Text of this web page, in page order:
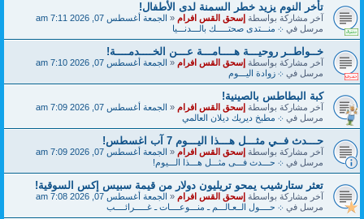
تأخر النوم يزيد خطر السمنة لدى الأطفال!
آخر مشاركة بواسطةإسحق القس افرام«الجمعة أغسطس 07, 2026 7:11 am
مرسل في܀ منـــتدى صحتـــــك بالـــدنـــيا
خــواطــر روحيـــة هــــامـــة عـــن الخــــدمــــة!
آخر مشاركة بواسطةإسحق القس افرام«الجمعة أغسطس 07, 2026 7:10 am
مرسل في܀ زوادة اليـــوم
كبة البطاطس بالصينية!
آخر مشاركة بواسطةإسحق القس افرام«الجمعة أغسطس 07, 2026 7:09 am
مرسل في܀ مطبخ ديريك ديلان العالمي
حـــدث فــي مثـــل هـــذا اليـــوم 7 آب اغسطس!
آخر مشاركة بواسطةإسحق القس افرام«الجمعة أغسطس 07, 2026 7:09 am
مرسل في܀ حـــدث فـــى مثـــل هـــذا الـــيوم!
تعثر ستارشيب يمحو تريليون دولار من قيمة سبيس إكس السوقية!
آخر مشاركة بواسطةإسحق القس افرام«الجمعة أغسطس 07, 2026 7:08 am
مرسل في܀ حــــول الــعـالـــم ـ منـــوعــــات ـ غـــــرائــــب